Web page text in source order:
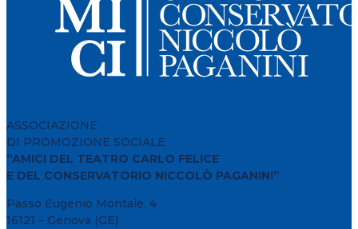
ASSOCIAZIONE
DI PROMOZIONE SOCIALE
“AMICI DEL TEATRO CARLO FELICE
E DEL CONSERVATORIO NICCOLÒ PAGANINI”
Passo Eugenio Montale, 4
16121 – Genova (GE)